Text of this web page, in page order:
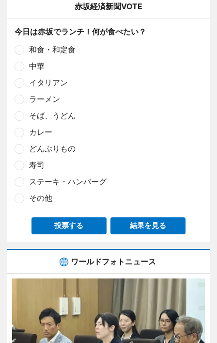
赤坂経済新聞VOTE
今日は赤坂でランチ！何が食べたい？
和食・和定食
中華
イタリアン
ラーメン
そば、うどん
カレー
どんぶりもの
寿司
ステーキ・ハンバーグ
その他
投票する 結果を見る
ワールドフォトニュース